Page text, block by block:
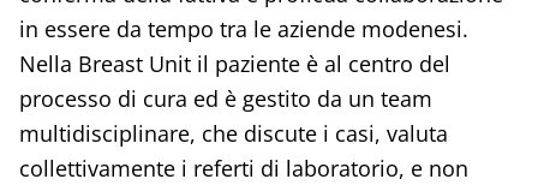
in essere da tempo tra le aziende modenesi.
Nella Breast Unit il paziente è al centro del
processo di cura ed è gestito da un team
multidisciplinare, che discute i casi, valuta
collettivamente i referti di laboratorio, e non